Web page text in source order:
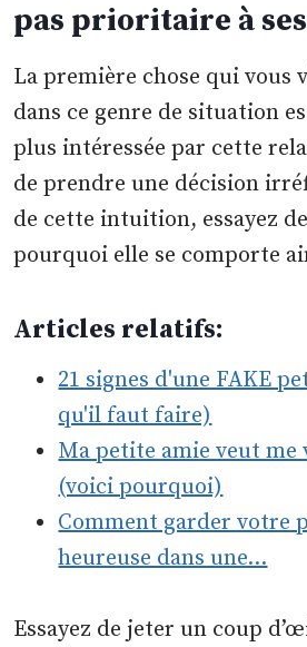
pas prioritaire à
La première chose qui vous
dans ce genre de situation
plus intéressée par cette
de prendre une décision
de cette intuition, essayez
pourquoi elle se comporte
Articles relatifs:
21 signes d'une FAKE
qu'il faut faire)
Ma petite amie veut
(voici pourquoi)
Comment garder votre
heureuse dans une…
Essayez de jeter un coup